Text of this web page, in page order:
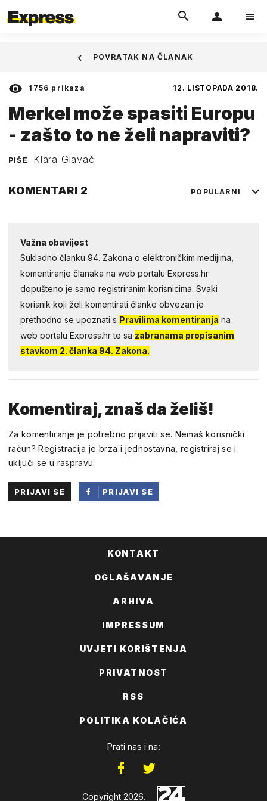
1756 prikaza 12. LISTOPADA 2018.
Merkel može spasiti Europu
- zašto to ne želi napraviti?
PIŠE Klara Glavač
POVRATAK NA ČLANAK
KOMENTARI 2 POPULARNI
Važna obavijest
Sukladno članku 94. Zakona o elektroničkim medijima,
komentiranje članaka na web portalu Express.hr
dopušteno je samo registriranim korisnicima. Svaki
korisnik koji želi komentirati članke obvezan je
prethodno se upoznati s Pravilima komentiranja na
web portalu Express.hr te sa zabranama propisanim
stavkom 2. članka 94. Zakona.
Komentiraj, znaš da želiš!
Za komentiranje je potrebno prijaviti se. Nemaš korisnički
račun? Registracija je brza i jednostavna, registriraj se i
uključi se u raspravu.
PRIJAVI SE
PRIJAVI SE
KONTAKT
OGLAŠAVANJE
ARHIVA
IMPRESSUM
UVJETI KORIŠTENJA
PRIVATNOST
RSS
POLITIKA KOLAČIĆA
Prati nas i na:
Copyright 2026.